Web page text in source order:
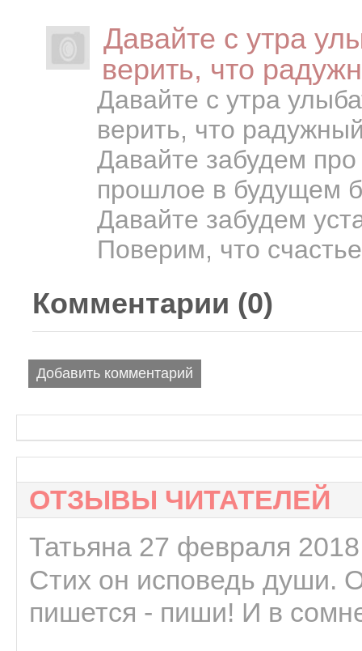
Давайте с утра
верить, что
Давайте с утра
верить, что
Давайте забудем
прошлое в будущем
Давайте забудем
Поверим, что
Комментарии (0)
Добавить комментарий
ОТЗЫВЫ ЧИТАТЕЛЕЙ
Татьяна 27 февраля
Стих он исповедь души.
пишется - пиши! И в